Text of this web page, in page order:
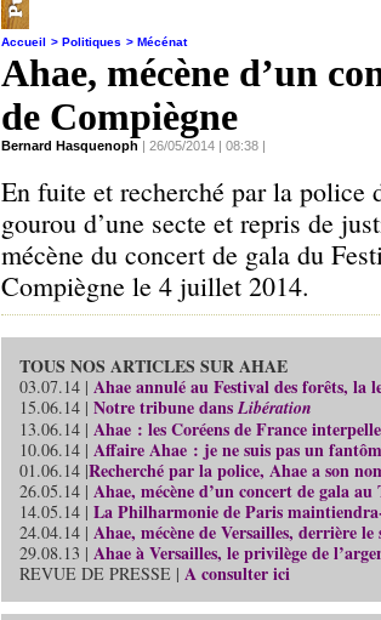
Accueil > Politiques > Mécénat
Ahae, mécène d’un
de Compiègne
Bernard Hasquenoph | 26/05/2014 | 08:38 |
En fuite et recherché par la police
gourou d’une secte et repris de
mécène du concert de gala du
Compiègne le 4 juillet 2014.
TOUS NOS ARTICLES SUR AHAE
03.07.14 | Ahae annulé au Festival des forêts, la
15.06.14 | Notre tribune dansLibération
13.06.14 | Ahae : les Coréens de France
10.06.14 | Affaire Ahae : je ne suis pas un
01.06.14 |Recherché par la police, Ahae a son
26.05.14 | Ahae, mécène d’un concert de gala
14.05.14 | La Philharmonie de Paris
24.04.14 | Ahae, mécène de Versailles, derrière
29.08.13 | Ahae à Versailles, le privilège de
REVUE DE PRESSE | A consulter ici